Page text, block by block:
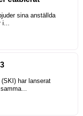
sina anställda
i...
har lanserat